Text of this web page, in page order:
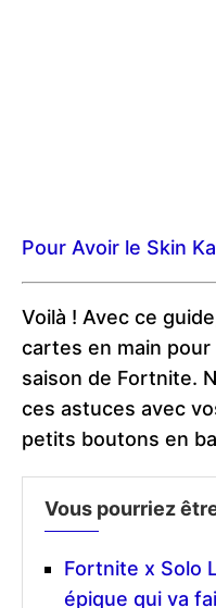
Pour Avoir le Skin
Voilà ! Avec ce
cartes en main
saison de Fortnite.
ces astuces avec
petits boutons en
Vous pourriez
Fortnite x Solo
épique qui va